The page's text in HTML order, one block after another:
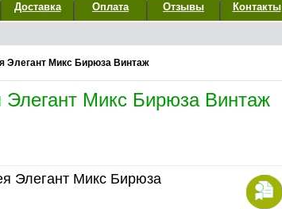
Доставка Оплата Отзывы Контакты
Элегант Микс Бирюза Винтаж
Элегант Микс Бирюза Винтаж
Элегант Микс Бирюза